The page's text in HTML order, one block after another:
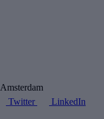
Amsterdam
Twitter LinkedIn